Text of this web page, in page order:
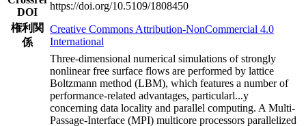
DOI
https://doi.org/10.5109/1808450
権利関
係
Creative Commons Attribution-NonCommercial 4.0
International
Three-dimensional numerical simulations of strongly
nonlinear free surface flows are performed by lattice
Boltzmann method (LBM), which features a number of
performance-related advantages, particularl...y
concerning data locality and parallel computing. A Multi-
Passage-Interface (MPI) multicore processors parallelized